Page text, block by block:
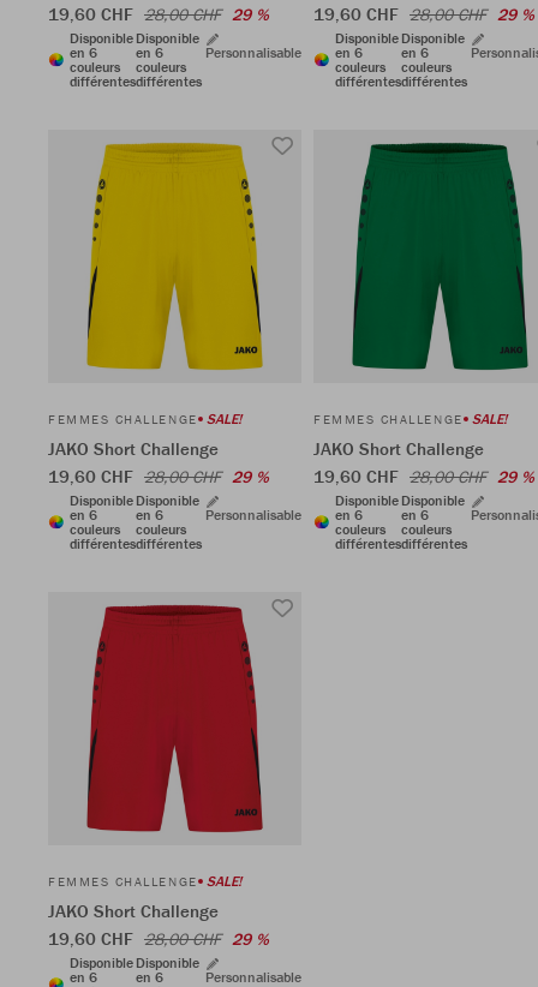
19,60 CHF 28,00 CHF 29 %
Disponible
en 6
couleurs
différentes
Disponible
en 6
couleurs
différentes
Personnalisable
19,60 CHF 28,00 CHF 29 %
Disponible
en 6
couleurs
différentes
Disponible
en 6
couleurs
différentes
FEMMES CHALLENGE SALE!
JAKO Short Challenge
19,60 CHF 28,00 CHF 29 %
Disponible
en 6
couleurs
différentes
Disponible
en 6
couleurs
différentes
Personnalisable
FEMMES CHALLENGE SALE!
JAKO Short Challenge
19,60 CHF 28,00 CHF 29 %
Disponible
en 6
couleurs
différentes
Disponible
en 6
couleurs
différentes
FEMMES CHALLENGE SALE!
JAKO Short Challenge
19,60 CHF 28,00 CHF 29 %
Disponible
en 6
Disponible
en 6
Personnalisable